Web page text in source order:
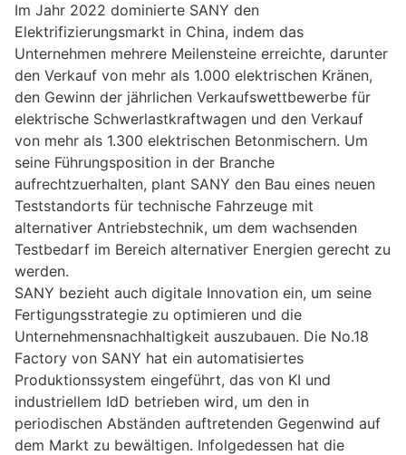
Im Jahr 2022 dominierte SANY den
Elektrifizierungsmarkt in China, indem das
Unternehmen mehrere Meilensteine erreichte, darunter
den Verkauf von mehr als 1.000 elektrischen Kränen,
den Gewinn der jährlichen Verkaufswettbewerbe für
elektrische Schwerlastkraftwagen und den Verkauf
von mehr als 1.300 elektrischen Betonmischern. Um
seine Führungsposition in der Branche
aufrechtzuerhalten, plant SANY den Bau eines neuen
Teststandorts für technische Fahrzeuge mit
alternativer Antriebstechnik, um dem wachsenden
Testbedarf im Bereich alternativer Energien gerecht zu
werden.
SANY bezieht auch digitale Innovation ein, um seine
Fertigungsstrategie zu optimieren und die
Unternehmensnachhaltigkeit auszubauen. Die No.18
Factory von SANY hat ein automatisiertes
Produktionssystem eingeführt, das von KI und
industriellem IdD betrieben wird, um den in
periodischen Abständen auftretenden Gegenwind auf
dem Markt zu bewältigen. Infolgedessen hat die